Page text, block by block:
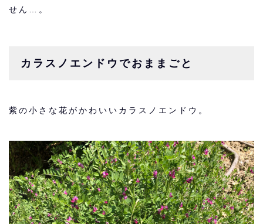
せん…。
カラスノエンドウでおままごと
紫の小さな花がかわいいカラスノエンドウ。